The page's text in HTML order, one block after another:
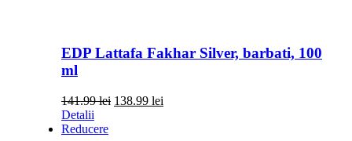
EDP Lattafa Fakhar Silver, barbati, 100
ml
141.99lei Prețul
138.99 leiPrețul
Detalii
Reducere